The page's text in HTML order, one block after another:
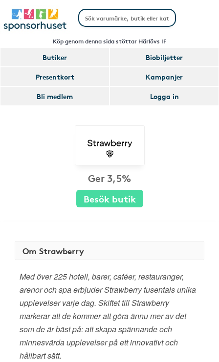
Köp genom denna sida stöttar Härlövs IF
Butiker
Biobiljetter
Presentkort
Kampanjer
Bli medlem
Logga in
Ger 3,5%
Besök butik
Om Strawberry
Med över 225 hotell, barer, caféer, restauranger,
arenor och spa erbjuder Strawberry tusentals unika
upplevelser varje dag. Skiftet till Strawberry
markerar att de kommer att göra ännu mer av det
som de är bäst på: att skapa spännande och
minnesvärda upplevelser på ett innovativt och
hållbart sätt.